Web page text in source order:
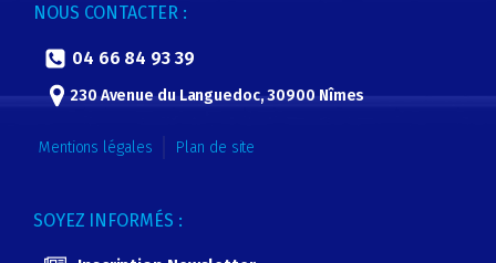
NOUS CONTACTER :
04 66 84 93 39
230 Avenue du Languedoc, 30900 Nîmes
Mentions légales Plan de site
SOYEZ INFORMÉS :